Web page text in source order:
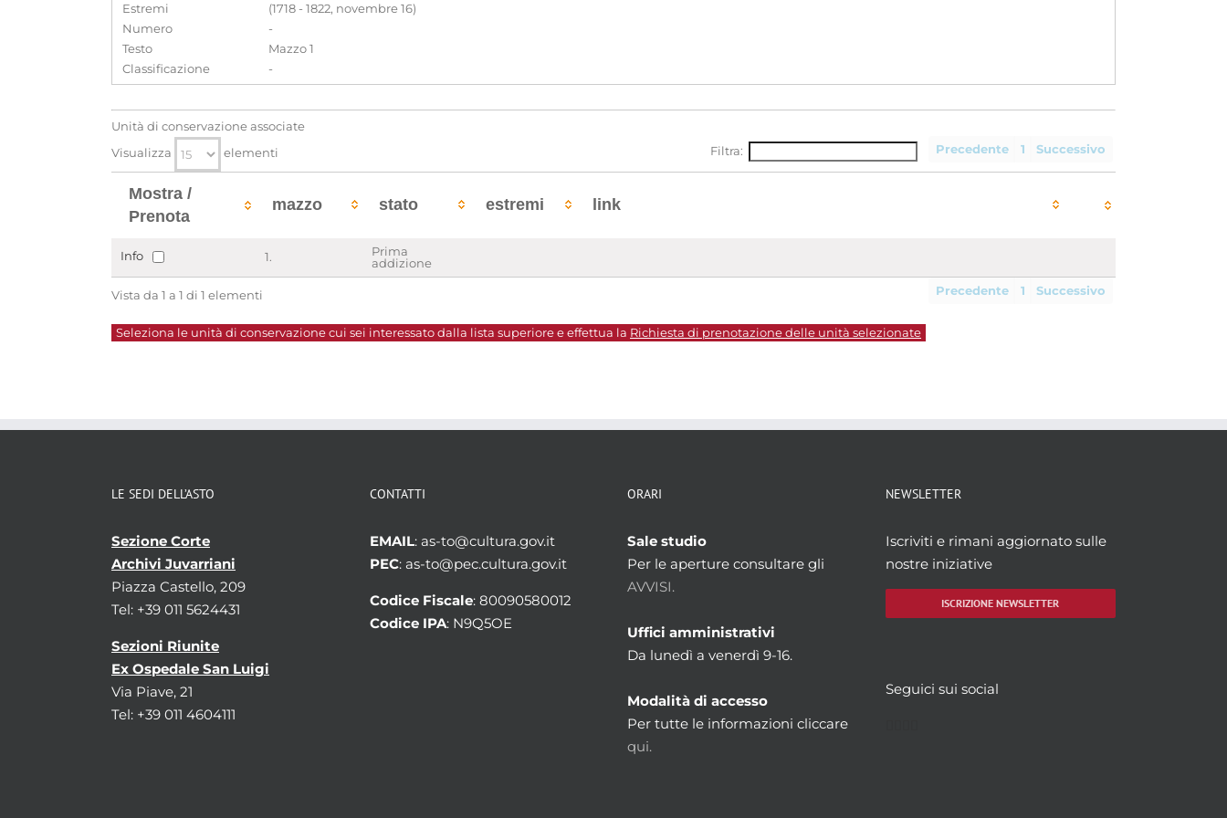
Estremi
(1718 - 1822, novembre 16)
Numero
-
Testo
Mazzo 1
Classificazione
-
Unità di conservazione associate
Precedente
1 Successivo
Visualizza elementi Filtra:
Mostra /
Prenota
mazzo stato estremi link
Info 1.
Prima
addizione
Vista da 1 a 1 di 1 elementi Precedente 1 Successivo
Seleziona le unità di conservazione cui sei interessato dalla lista superiore e effettua la Richiesta di prenotazione delle unità selezionate
LE SEDI DELL’ASTO
Sezione Corte
Archivi Juvarriani
Piazza Castello, 209
Tel: +39 011 5624431
Sezioni Riunite
Ex Ospedale San Luigi
Via Piave, 21
Tel: +39 011 4604111
CONTATTI
EMAIL: as-to@cultura.gov.it
PEC: as-to@pec.cultura.gov.it
Codice Fiscale: 80090580012
Codice IPA: N9Q5OE
ORARI
Sale studio
Per le aperture consultare gli
AVVISI.
Uffici amministrativi
Da lunedì a venerdì 9-16.
Modalità di accesso
Per tutte le informazioni cliccare
qui.
NEWSLETTER
Iscriviti e rimani aggiornato sulle
nostre iniziative
ISCRIZIONE NEWSLETTER
Seguici sui social